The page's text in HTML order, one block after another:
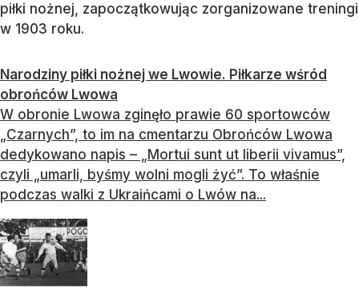
piłki nożnej, zapoczątkowując zorganizowane treningi
w 1903 roku.
Narodziny piłki nożnej we Lwowie. Piłkarze wśród
obrońców Lwowa
W obronie Lwowa zginęło prawie 60 sportowców
„Czarnych”, to im na cmentarzu Obrońców Lwowa
dedykowano napis – „Mortui sunt ut liberii vivamus”,
czyli „umarli, byśmy wolni mogli żyć”. To właśnie
podczas walki z Ukraińcami o Lwów na...